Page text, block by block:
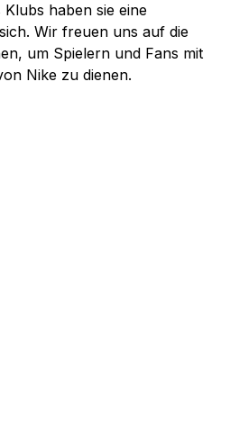
haben sie eine
Wir freuen uns auf die
um Spielern und Fans mit
Nike zu dienen.